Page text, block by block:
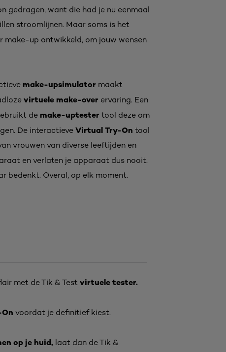
gedragen, want die had je nu eenmaal
stroomlijnen. Maar soms is het
make-up ontwikkeld, om jouw wensen
make-upsimulator maakt
virtuele make-over ervaring. Een
de make-uptester tool deze om
De interactieve Virtual Try-On tool
vrouwen van diverse leeftijden en
en verlaten je apparaat dus nooit.
bedenkt. Overal, op elk moment.
met de Tik & Test virtuele tester.
voordat je definitief kiest.
op je huid, laat dan de Tik &